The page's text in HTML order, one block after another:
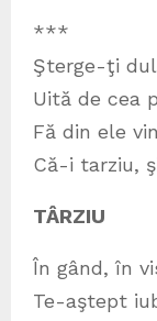
***
Şterge-ţi
Uită de cea
Fă din ele
Că-i tarziu,
TÂRZIU
În gând, în
Te-aştept